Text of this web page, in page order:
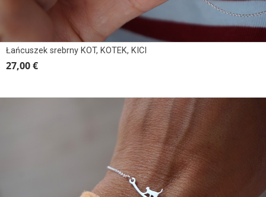
Łańcuszek srebrny KOT, KOTEK, KICI
27,00 €